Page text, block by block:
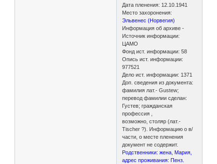
Дата пленения: 12.10.1941
Место захоронения:
Эльвенес (Норвегия)
Информация об архиве -
Источник информации:
ЦАМО
Фонд ист. информации: 58
Опись ист. информации:
977521
Дело ист. информации: 1371
Доп. сведения из документа:
фамилия лат.- Gustew;
перевод фамилии сделан:
Густев; гражданская
профессия ,
возможно, столяр (лат.-
Tischer ?). Информацию о в/
части, о месте пленения
документ не содержит.
Родственники: жена, Мария,
адрес проживания: Пенз.